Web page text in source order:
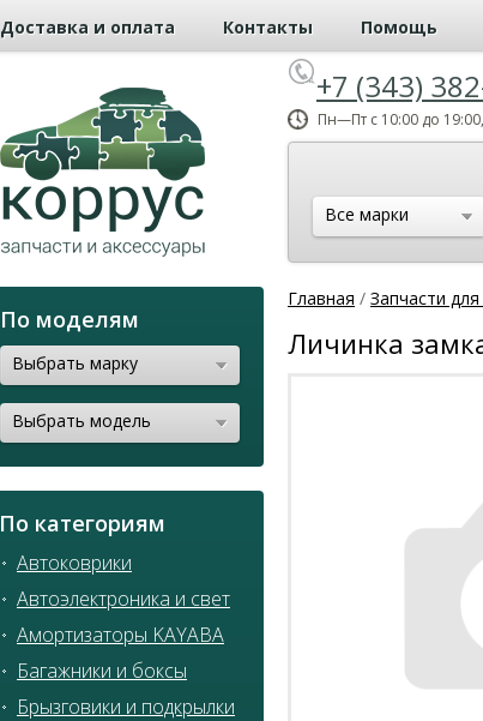
Доставка и оплата Контакты Помощь
+7 (343)
Пн—Пт с 10:00 до
Все марки
По моделям
Выбрать марку
Выбрать модель
По категориям
Автоковрики
Автоэлектроника и свет
Амортизаторы KAYABA
Багажники и боксы
Брызговики и подкрылки
Главная / Запчасти для
Личинка